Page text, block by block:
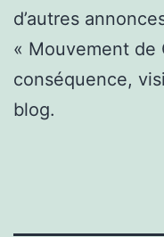
d’autres
« Mouvement de
conséquence,
blog.